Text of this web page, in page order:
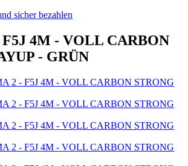
4M - VOLL CARBON
- GRÜN